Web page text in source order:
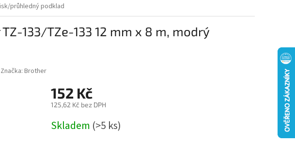
průhledný podklad
133/TZe-133 12 mm x 8 m, modrý
Značka:Brother
152 Kč
125,62 Kč bez DPH
cena:
Skladem (>5 ks)